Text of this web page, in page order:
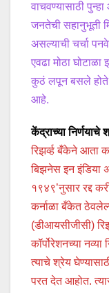
वाचवण्यासाठी
जनतेची सहानुभूती
असल्याची चर्चा
एवढा मोठा
कुठं लपून बसले होते.
आहे.
केंद्राच्या निर्णयाचे
रिझर्व्ह बँकेने आता
बिझनेस इन
१९४९’नुसार रद्द
कर्नाळा बँकेत
(डीआयसीजीसी)
कॉर्पोरेशनच्या
त्याचे श्रेय
परत देत आहोत.